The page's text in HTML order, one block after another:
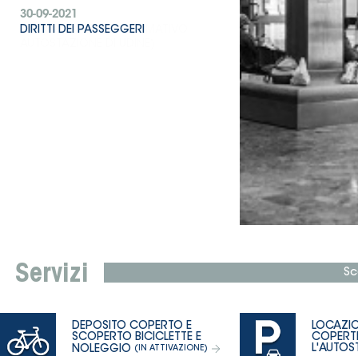
30-09-2021
DIRITTI DEI PASSEGGERI
30-09-2021
PLANIMETRIA AUTOSTAZIONE
Servizi
DEPOSITO COPERTO E
SCOPERTO BICICLETTE E
NOLEGGIO (IN ATTIVAZIONE)